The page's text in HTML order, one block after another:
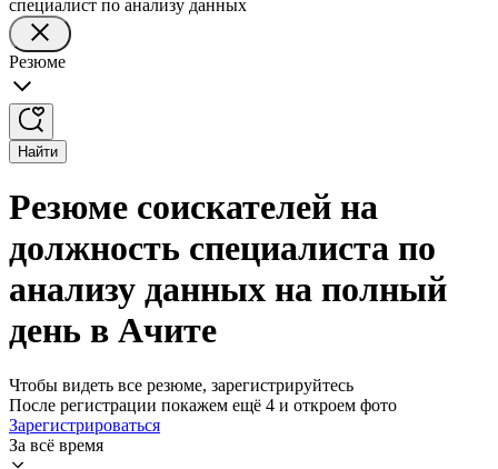
специалист по анализу данных
Резюме
Найти
Резюме соискателей на
должность специалиста по
анализу данных на полный
день в Ачите
Чтобы видеть все резюме, зарегистрируйтесь
После регистрации покажем ещё 4 и откроем фото
Зарегистрироваться
За всё время